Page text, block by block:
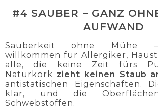
#4 SAUBER – GANZ
AUFWAND
Sauberkeit ohne Mühe –
willkommen für Allergiker,
alle, die keine Zeit fürs
Naturkork zieht keinen Staub
antistatischen Eigenschaften.
klar, und die
Schwebstoffen.